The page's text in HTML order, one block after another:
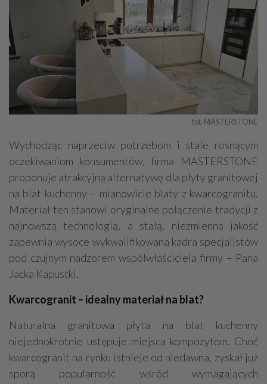
fot. MASTERSTONE
Wychodząc naprzeciw potrzebom i stale rosnącym
oczekiwaniom konsumentów, firma MASTERSTONE
proponuje atrakcyjną alternatywę dla płyty granitowej
na blat kuchenny – mianowicie blaty z kwarcogranitu.
Materiał ten stanowi oryginalne połączenie tradycji z
najnowszą technologią, a stałą, niezmienną jakość
zapewnia wysoce wykwalifikowana kadra specjalistów
pod czujnym nadzorem współwłaściciela firmy – Pana
Jacka Kapustki.
Kwarcogranit – idealny materiał na blat?
Naturalna granitowa płyta na blat kuchenny
niejednokrotnie ustępuje miejsca kompozytom. Choć
kwarcogranit na rynku istnieje od niedawna, zyskał już
sporą popularność wśród wymagających